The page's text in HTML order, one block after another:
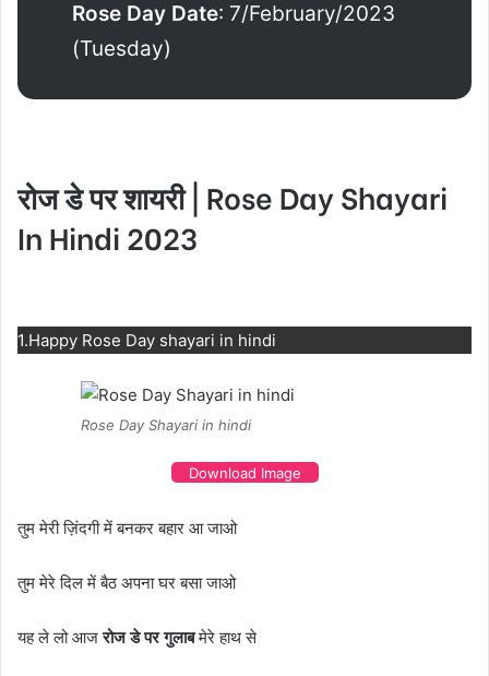
Rose Day Date: 7/February/2023
(Tuesday)
रोज डे पर शायरी | Rose Day Shayari
In Hindi 2023
1.Happy Rose Day shayari in hindi
Rose Day Shayari in hindi
Download Image
तुम मेरी ज़िंदगी में बनकर बहार आ जाओ
तुम मेरे दिल में बैठ अपना घर बसा जाओ
यह ले लो आजरोज डे पर गुलाबमेरे हाथ से